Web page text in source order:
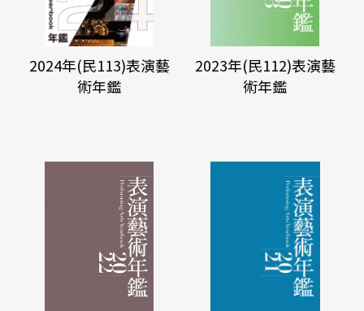
2024年(民113)表演藝
術年鑑
2023年(民112)表演藝
術年鑑